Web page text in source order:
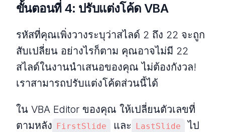
ขั้นตอนที่ 4: ปรับแต่งโค้ด VBA
รหัสที่คุณเพิ่งวางระบุว่าสไลด์ 2 ถึง 22 จะถูก
สับเปลี่ยน อย่างไรก็ตาม คุณอาจไม่มี 22
สไลด์ในงานนำเสนอของคุณ ไม่ต้องกังวล!
เราสามารถปรับแต่งโค้ดส่วนนี้ได้
ใน VBA Editor ของคุณ ให้เปลี่ยนตัวเลขที่
ตามหลัง FirstSlide และ LastSlide
ไป